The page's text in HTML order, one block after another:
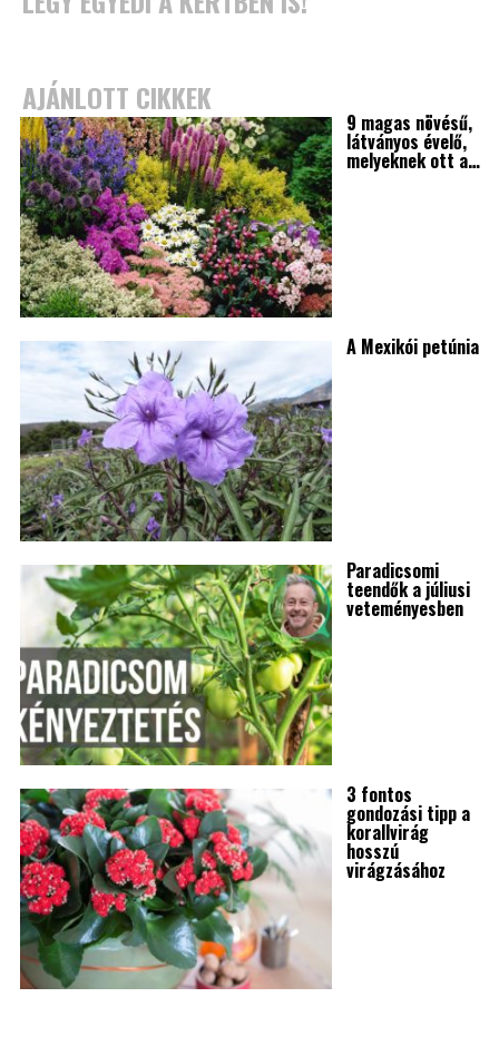
AJÁNLOTT CIKKEK
9 magas növésű,
látványos évelő,
melyeknek ott a…
A Mexikói petúnia
Paradicsomi
teendők a júliusi
veteményesben
3 fontos
gondozási tipp a
korallvirág
hosszú
virágzásához